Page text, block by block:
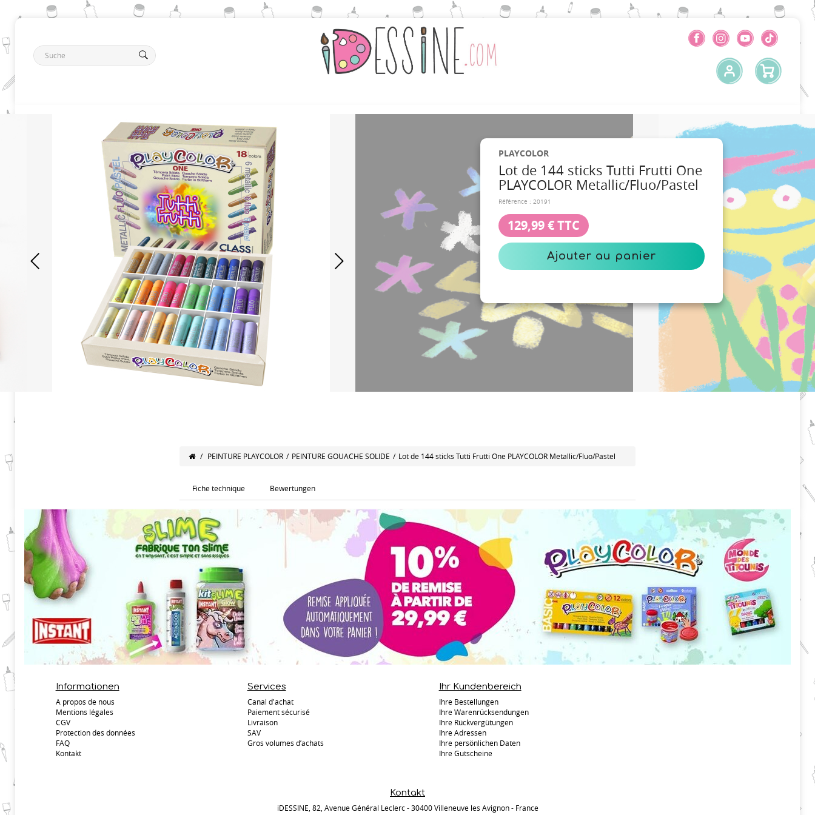
PLAYCOLOR
Lot de 144 sticks Tutti Frutti One
PLAYCOLOR Metallic/Fluo/Pastel
Référence : 20191
129,99 €TTC
Ajouter au panier
/ PEINTURE PLAYCOLOR / PEINTURE GOUACHE SOLIDE / Lot de 144 sticks Tutti Frutti One PLAYCOLOR Metallic/Fluo/Pastel
Fiche technique Bewertungen
Informationen
A propos de nous
Mentions légales
CGV
Protection des données
FAQ
Kontakt
Services
Canal d'achat
Paiement sécurisé
Livraison
SAV
Gros volumes d’achats
Ihr Kundenbereich
Ihre Bestellungen
Ihre Warenrücksendungen
Ihre Rückvergütungen
Ihre Adressen
Ihre persönlichen Daten
Ihre Gutscheine
Kontakt
iDESSINE, 82, Avenue Général Leclerc - 30400 Villeneuve les Avignon - France